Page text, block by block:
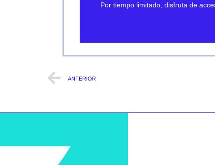
Por tiempo limitado, disfruta de
ANTERIOR